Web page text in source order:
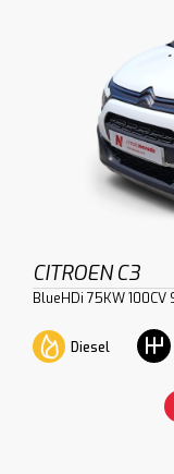
CITROEN C3
BlueHDi 75KW 100CV
Diesel